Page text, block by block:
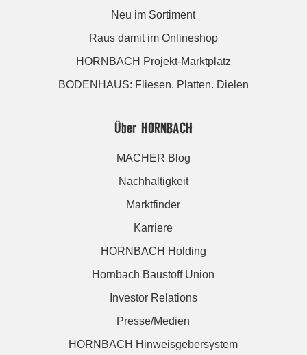
Neu im Sortiment
Raus damit im Onlineshop
HORNBACH Projekt-Marktplatz
BODENHAUS: Fliesen. Platten. Dielen
Über HORNBACH
MACHER Blog
Nachhaltigkeit
Marktfinder
Karriere
HORNBACH Holding
Hornbach Baustoff Union
Investor Relations
Presse/Medien
HORNBACH Hinweisgebersystem